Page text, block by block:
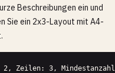
Beschreibungen ein und
Sie ein 2x3-Layout mit A4-
2, Zeilen: 3, Mindestanzahl